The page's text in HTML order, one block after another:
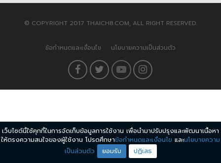
© COPYRIGHT 2017 THAICH8.COM, ALL RIGHT RESERVED.
ข้อกำหนดและเงื่อนไข นโยบายความเป็นส่วนตัว
เว็บไซต์นี้ใช้คุกกี้ในการจัดเก็บข้อมูลการใช้งาน เพื่อนำมาปรับปรุงและพัฒนาเนื้อหา
ให้ตรงความสนใจของผู้ใช้งาน โปรดศึกษาข้อกำหนดและเงื่อนไข และนโยบายความ
เป็นส่วนตัว
ยอมรับ ปฏิเสธ